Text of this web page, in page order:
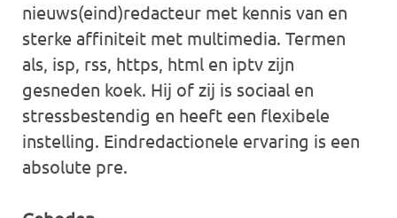
nieuws(eind)redacteur met kennis van en
sterke affiniteit met multimedia. Termen
als, isp, rss, https, html en iptv zijn
gesneden koek. Hij of zij is sociaal en
stressbestendig en heeft een flexibele
instelling. Eindredactionele ervaring is een
absolute pre.